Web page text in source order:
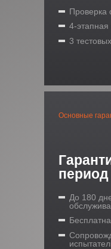
Проверка
4-этапная
3
Основные
период
До 180